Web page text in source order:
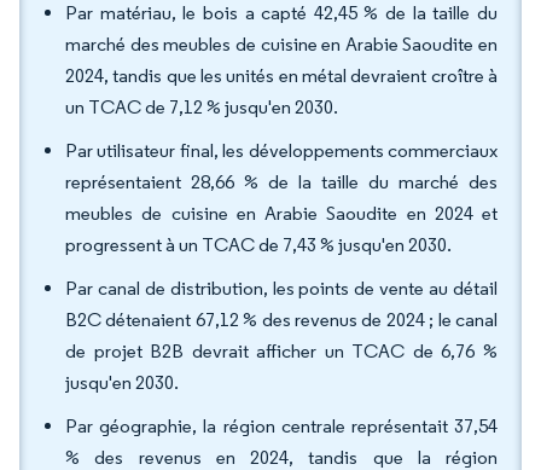
Par matériau, le bois a capté 42,45 % de la taille du
marché des meubles de cuisine en Arabie Saoudite en
2024, tandis que les unités en métal devraient croître à
un TCAC de 7,12 % jusqu'en 2030.
Par utilisateur final, les développements commerciaux
représentaient 28,66 % de la taille du marché des
meubles de cuisine en Arabie Saoudite en 2024 et
progressent à un TCAC de 7,43 % jusqu'en 2030.
Par canal de distribution, les points de vente au détail
B2C détenaient 67,12 % des revenus de 2024 ; le canal
de projet B2B devrait afficher un TCAC de 6,76 %
jusqu'en 2030.
Par géographie, la région centrale représentait 37,54
% des revenus en 2024, tandis que la région